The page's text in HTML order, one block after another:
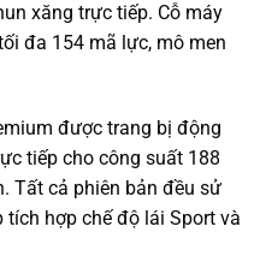
xăng trực tiếp. Cỗ máy
đa 154 mã lực, mô men
được trang bị động
tiếp cho công suất 188
Tất cả phiên bản đều sử
hợp chế độ lái Sport và